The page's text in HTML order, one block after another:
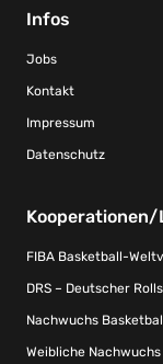
Infos
Jobs
Kontakt
Impressum
Datenschutz
Kooperationen/
FIBA Basketball-
DRS – Deutscher
Nachwuchs
Weibliche